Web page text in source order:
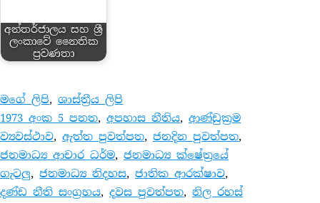
අන්තර්ජාලය සහ ශ්‍රී
ලංකාවේ නෛතික
ප්‍රවණතා
මගේ ලිපි, ශාස්ත්‍රීය ලිපි
1973 අංක 5 පනත, අපහාස නීතිය, ආණ්ඩුක්‍රම
ව්‍යවස්ථාව, ඇත්ත පුවත්පත, ජනදින පුවත්පත
ජනමාධ්‍ය ආචාර ධර්ම, ජනමාධ්‍ය ක්ෂේත්‍රයේ
ගැටලු, ජනමාධ්‍ය නිදහස, ජාතික ආරක්ෂාව
දණ්ඩ නීති සංග්‍රහය, දවස පුවත්පත, නිල රහස්